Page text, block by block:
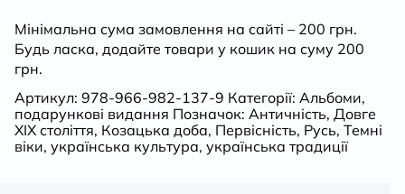
Мінімальна сума замовлення на сайті – 200 грн.
Будь ласка, додайте товари у кошик на суму 200
грн.
Артикул: 978-966-982-137-9 Категорії: Альбоми,
подарункові видання Позначок: Античність, Довге
ХІХ століття, Козацька доба, Первісність, Русь, Темні
віки, українська культура, українська традиції